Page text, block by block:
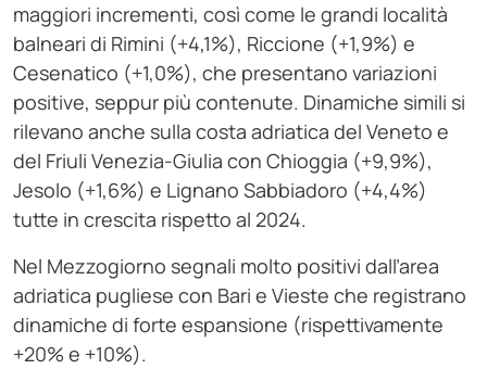
maggiori incrementi, così come le grandi località
balneari di Rimini (+4,1%), Riccione (+1,9%) e
Cesenatico (+1,0%), che presentano variazioni
positive, seppur più contenute. Dinamiche simili si
rilevano anche sulla costa adriatica del Veneto e
del Friuli Venezia-Giulia con Chioggia (+9,9%),
Jesolo (+1,6%) e Lignano Sabbiadoro (+4,4%)
tutte in crescita rispetto al 2024.
Nel Mezzogiorno segnali molto positivi dall’area
adriatica pugliese con Bari e Vieste che registrano
dinamiche di forte espansione (rispettivamente
+20% e +10%).